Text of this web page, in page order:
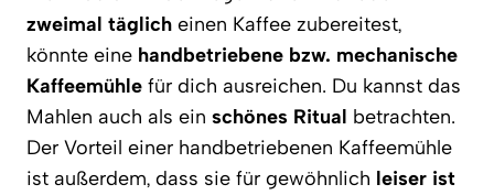
zweimal täglich einen Kaffee zubereitest,
könnte eine handbetriebene bzw. mechanische
Kaffeemühle für dich ausreichen. Du kannst das
Mahlen auch als ein schönes Ritual betrachten.
Der Vorteil einer handbetriebenen Kaffeemühle
ist außerdem, dass sie für gewöhnlich leiser ist